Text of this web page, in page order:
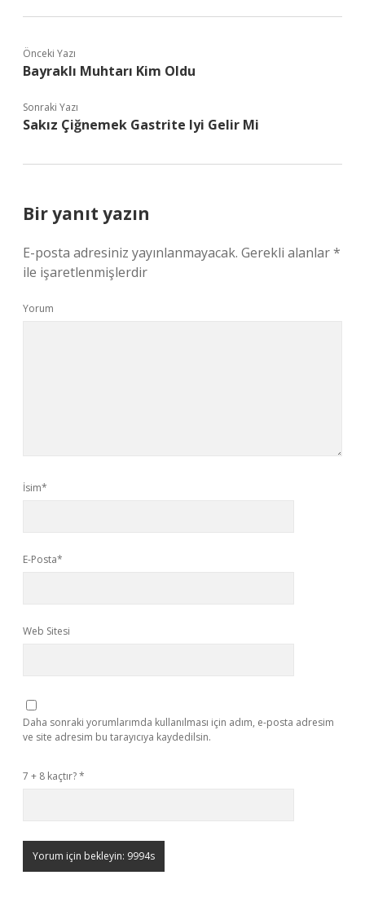
Önceki Yazı
Bayraklı Muhtarı Kim Oldu
Sonraki Yazı
Sakız Çiğnemek Gastrite Iyi Gelir Mi
Bir yanıt yazın
E-posta adresiniz yayınlanmayacak. Gerekli alanlar*
ile işaretlenmişlerdir
Yorum
İsim*
E-Posta*
Web Sitesi
Daha sonraki yorumlarımda kullanılması için adım, e-posta adresim
ve site adresim bu tarayıcıya kaydedilsin.
7 + 8 kaçtır?*